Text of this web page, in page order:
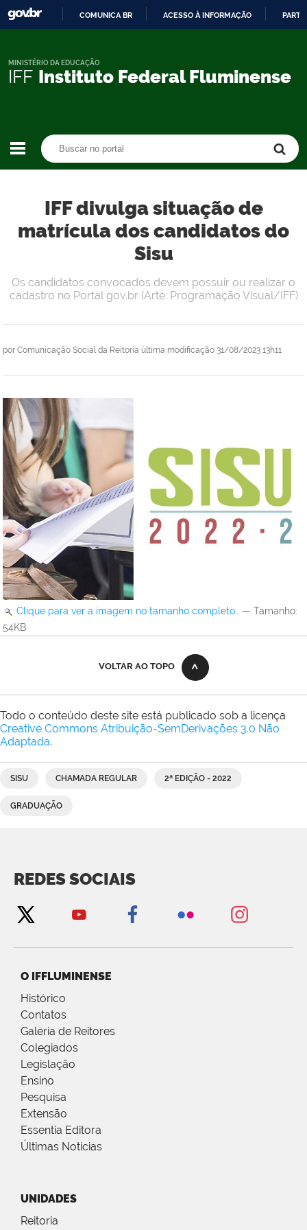
CONTEÚDO
COMUNICA BR ACESSO À INFORMAÇÃO
IFF Instituto Federal Fluminense
MINISTÉRIO DA EDUCAÇÃO
IFF divulga situação de
matrícula dos candidatos do
Sisu
por Comunicação Social da Reitoria última modificação 31/08/2023 13h11
Os candidatos convocados devem possuir ou realizar o
cadastro no Portal gov.br (Arte: Programação Visual/IFF)
Clique para ver a imagem no tamanho completo… — Tamanho:
54KB
VOLTAR AO TOPO
Todo o conteúdo deste site está publicado sob a licença
Creative Commons Atribuição-SemDerivações 3.0 Não
Adaptada.
SISU CHAMADA REGULAR 2ª EDIÇÃO - 2022
GRADUAÇÃO
REDES SOCIAIS
O IFFLUMINENSE
Histórico
Contatos
Galeria de Reitores
Colegiados
Legislação
Ensino
Pesquisa
Extensão
Essentia Editora
Últimas Notícias
UNIDADES
Reitoria